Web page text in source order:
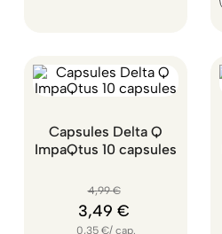
Capsules Delta Q
ImpaQtus 10 capsules
4,99 €
3,49 €
0,35 €/ cap.